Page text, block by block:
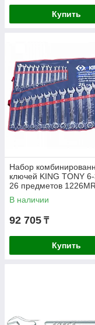
Купить
Набор
ключей KING TONY
26 предметов 1226MR
В наличии
92 705 ₸
Купить